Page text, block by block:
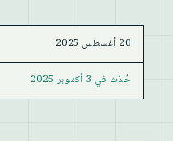
حُدّث في 3 أكتوبر 2025